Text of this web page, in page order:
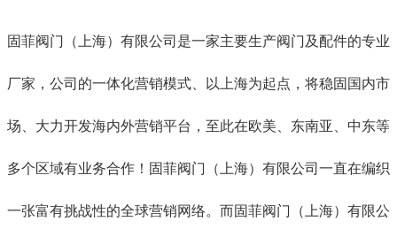
固菲阀门（上海）有限公司是一家主要生产阀门及配件的专业
厂家，公司的一体化营销模式、以上海为起点，将稳固国内市
场、大力开发海内外营销平台，至此在欧美、东南亚、中东等
多个区域有业务合作！固菲阀门（上海）有限公司一直在编织
一张富有挑战性的全球营销网络。而固菲阀门（上海）有限公